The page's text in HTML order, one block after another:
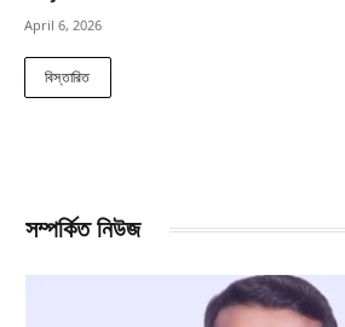
April 6, 2026
বিস্তারিত
সম্পর্কিত নিউজ